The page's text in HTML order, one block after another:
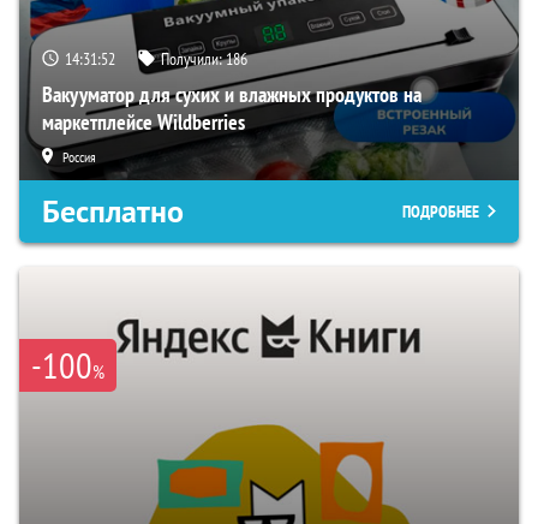
14:31:51 Получили:186
Вакууматор для сухих и влажных продуктов на
маркетплейсе Wildberries
Россия
Бесплатно ПОДРОБНЕЕ
-100%